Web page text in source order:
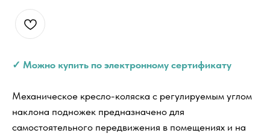
✓ Можно купить по электронному сертификату
Механическое кресло-коляска с регулируемым углом
наклона подножек предназначено для
самостоятельного передвижения в помещениях и на